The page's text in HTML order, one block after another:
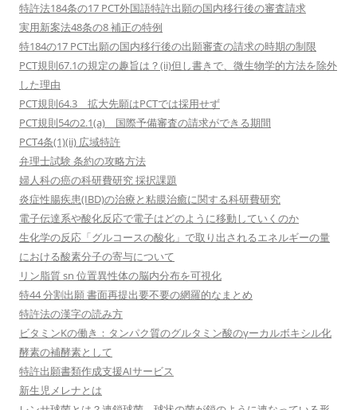
特許法184条の17 PCT外国語特許出願の国内移行後の審査請求
実用新案法48条の8 補正の特例
特184の17 PCT出願の国内移行後の出願審査の請求の時期の制限
PCT規則67.1の規定の趣旨は？(ii)但し書きで、微生物学的方法を除外
した理由
PCT規則64.3 拡大先願はPCTでは採用せず
PCT規則54の2.1(a) 国際予備審査の請求ができる期間
PCT4条(1)(ii) 広域特許
弁理士試験 条約の攻略方法
婦人科の癌の科研費研究 採択課題
炎症性腸疾患(IBD)の治療と粘膜治癒に関する科研費研究
電子伝達系や酸化反応で電子はどのように移動していくのか
生化学の反応「グルコースの酸化」で取り出されるエネルギーの量
における酸素分子の寄与について
リン脂質 sn 位置異性体の脳内分布を可視化
特44 分割出願 書面再提出要不要の網羅的なまとめ
特許法の漢字の読み方
ビタミンKの働き：タンパク質のグルタミン酸のγーカルボキシル化
酵素の補酵素として
特許出願書類作成支援AIサービス
新生児メレナとは